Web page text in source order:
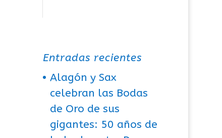
Entradas recientes
Alagón y Sax
celebran las Bodas
de Oro de sus
gigantes: 50 años de